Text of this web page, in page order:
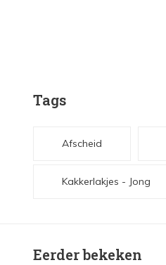
Tags
Afscheid
Kakkerlakjes - Jong
Eerder bekeken